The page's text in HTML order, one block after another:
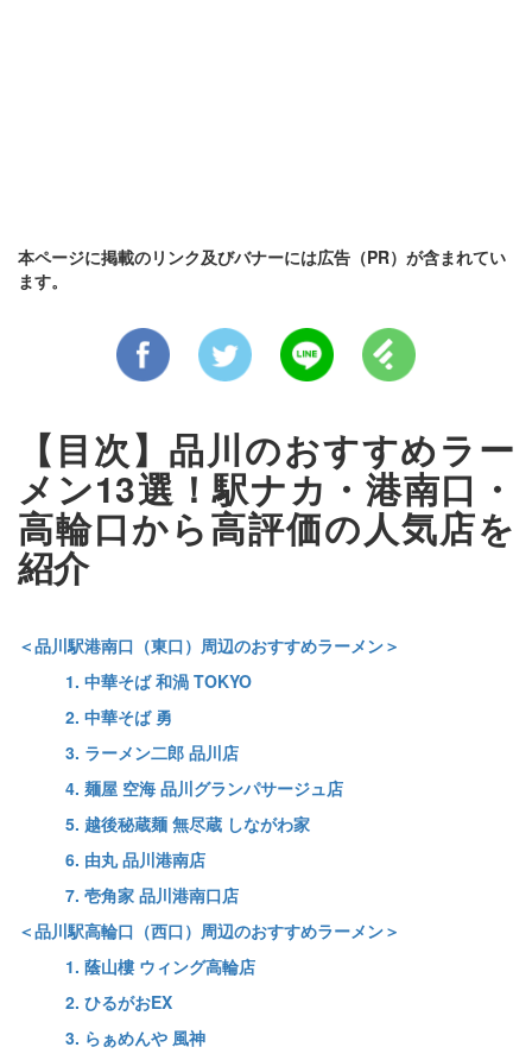
本ページに掲載のリンク及びバナーには広告（PR）が含まれてい
ます。
【目次】品川のおすすめラー
メン13選！駅ナカ・港南口・
高輪口から高評価の人気店を
紹介
＜品川駅港南口（東口）周辺のおすすめラーメン＞
1. 中華そば 和渦 TOKYO
2. 中華そば 勇
3. ラーメン二郎 品川店
4. 麺屋 空海 品川グランパサージュ店
5. 越後秘蔵麺 無尽蔵 しながわ家
6. 由丸 品川港南店
7. 壱角家 品川港南口店
＜品川駅高輪口（西口）周辺のおすすめラーメン＞
1. 蔭山樓 ウィング高輪店
2. ひるがおEX
3. らぁめんや 風神